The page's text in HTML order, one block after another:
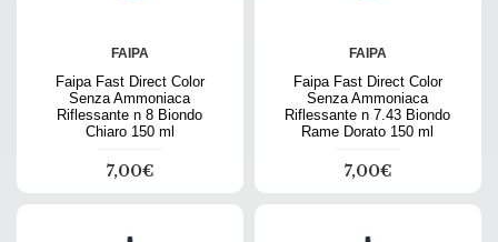
FAIPA
Faipa Fast Direct Color
Senza Ammoniaca
Riflessante n 8 Biondo
Chiaro 150 ml
7,00€
FAIPA
Faipa Fast Direct Color
Senza Ammoniaca
Riflessante n 7.43 Biondo
Rame Dorato 150 ml
7,00€